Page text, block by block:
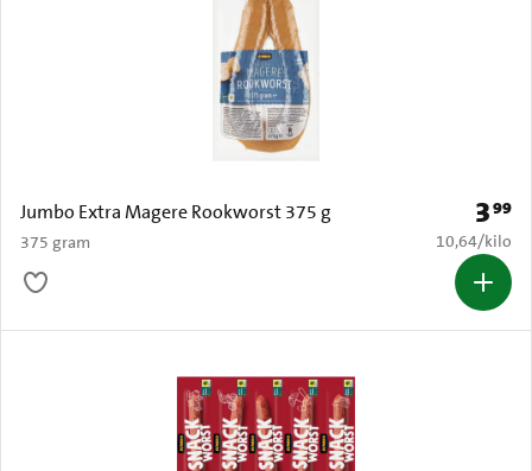
Jumbo Extra Magere Rookworst 375 g
375 gram
Prijs:
399
€ 10,64 per
10,64/kilo